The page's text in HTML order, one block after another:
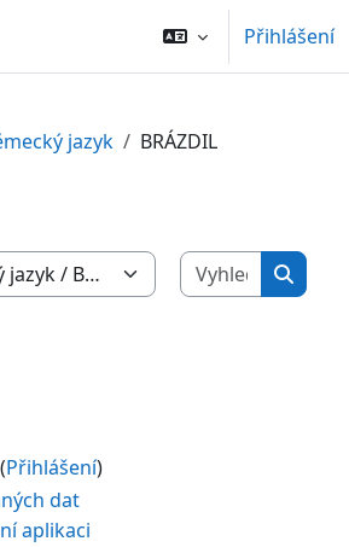
Přihlášení
jazyk BRÁZDIL
Přihlášení)
dat
aplikaci